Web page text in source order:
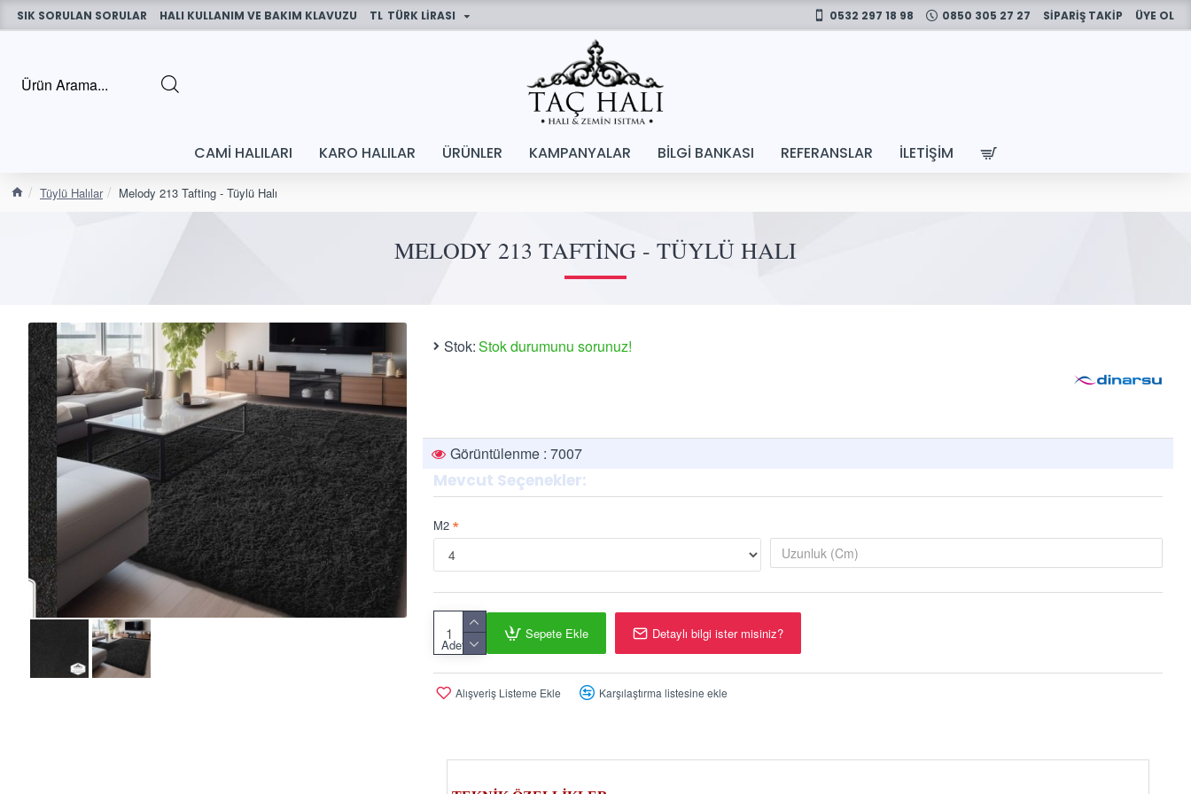
SIK SORULAN SORULAR HALI KULLANIM VE BAKIM KLAVUZU TL TÜRK LIRASI 0532 297 18 98 0850 305 27 27 SİPARİŞ TAKİP ÜYE OL
CAMI HALILARI KARO HALILAR ÜRÜNLER KAMPANYALAR BILGI BANKASI REFERANSLAR İLETIŞIM
Tüylü Halılar Melody 213 Tafting - Tüylü Halı
MELODY 213 TAFTING - TÜYLÜ HALI
Stok:Stok durumunu sorunuz!
Görüntülenme : 7007
Mevcut Seçenekler:
M2
Adet
Sepete Ekle Detaylı bilgi ister misiniz?
Alışveriş Listeme Ekle Karşılaştırma listesine ekle